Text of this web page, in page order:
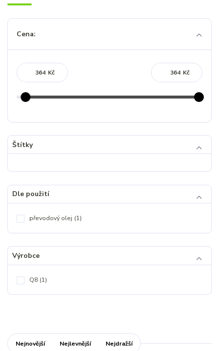
Cena:
Kč Kč
Štítky
Dle použití
převodový olej (1)
Výrobce
Q8 (1)
Nejnovější Nejlevnější Nejdražší